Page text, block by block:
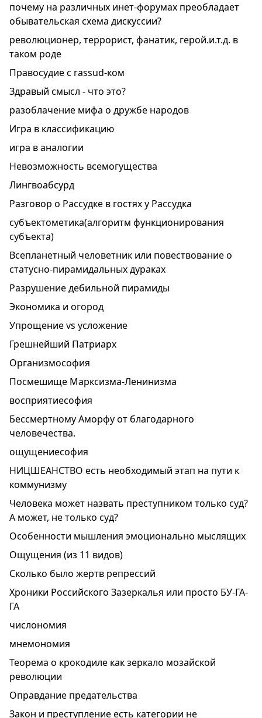
почему на различных инет-форумах преобладает
обывательская схема дискуссии?
революционер, террорист, фанатик, герой.и.т.д. в
таком роде
Правосудие с rassud-ком
Здравый смысл - что это?
разоблачение мифа о дружбе народов
Игра в классификацию
игра в аналогии
Невозможность всемогущества
Лингвоабсурд
Разговор о Рассудке в гостях у Рассудка
субъектометика(алгоритм функционирования
субъекта)
Всепланетный человетник или повествование о
статусно-пирамидальных дураках
Разрушение дебильной пирамиды
Экономика и огород
Упрощение vs усложение
Грешнейший Патриарх
Организмософия
Посмешище Марксизма-Ленинизма
восприятиесофия
Бессмертному Аморфу от благодарного
человечества.
ощущениесофия
НИЦШЕАНСТВО есть необходимый этап на пути к
коммунизму
Человека может назвать преступником только суд?
А может, не только суд?
Особенности мышления эмоционально мыслящих
Ощущения (из 11 видов)
Сколько было жертв репрессий
Хроники Российского Зазеркалья или просто БУ-ГА-
ГА
числономия
мнемономия
Теорема о крокодиле как зеркало мозайской
революции
Оправдание предательства
Закон и преступление есть категории не